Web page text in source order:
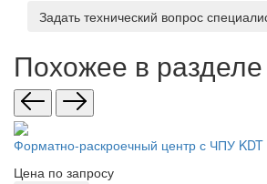
Задать технический вопрос
Похожее в разделе
Форматно-раскроечный центр с ЧПУ KDT
Цена по запросу